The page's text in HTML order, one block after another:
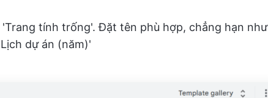
tính trống'. Đặt tên phù hợp, chẳng hạn như
dự án (năm)'